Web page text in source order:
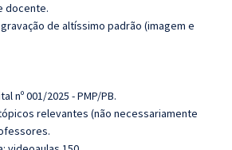
docente.
de altíssimo padrão (imagem e
nº 001/2025 - PMP/PB.
relevantes (não necessariamente